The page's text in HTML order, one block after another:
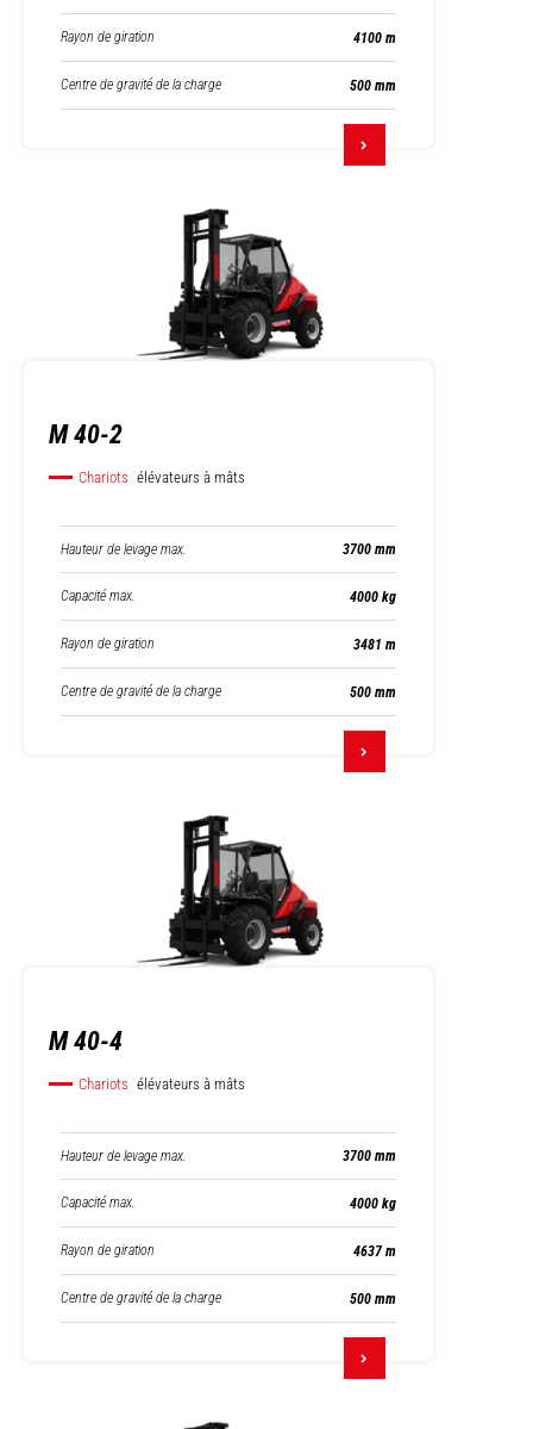
Rayon de giration 4100 m
Centre de gravité de la charge 500 mm
M 40-2
Chariots élévateurs à mâts
Hauteur de levage max. 3700 mm
Capacité max. 4000 kg
Rayon de giration 3481 m
Centre de gravité de la charge 500 mm
M 40-4
Chariots élévateurs à mâts
Hauteur de levage max. 3700 mm
Capacité max. 4000 kg
Rayon de giration 4637 m
Centre de gravité de la charge 500 mm